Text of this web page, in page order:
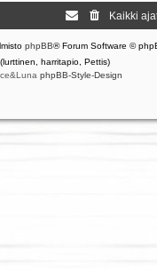
Kaikki
phpBB® Forum Software ©
harritapio, Pettis)
phpBB-Style-Design